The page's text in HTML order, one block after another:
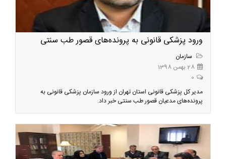
ورود پزشکی قانونی به پرونده‌های قصور طب سنتی
سازمان
28 بهمن 1398
0
مدیر کل پزشکی قانونی استان تهران از ورود سازمان پزشکی قانونی به
پرونده‌های مدعیان قصور طب سنتی خبر داد.